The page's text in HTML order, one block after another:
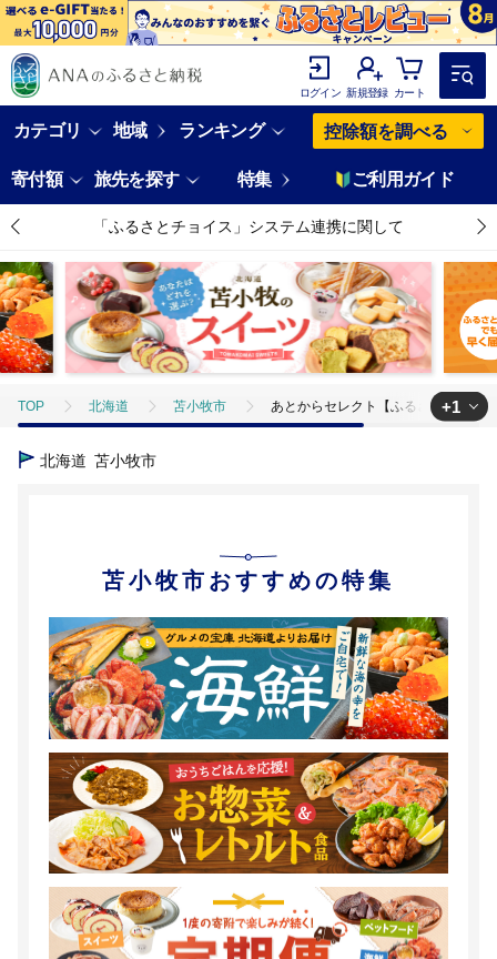
ログイン 新規登録 カート
カテゴリ 地域 ランキング 控除額を調べる
寄付額 旅先を探す 特集 ご利用ガイド
「ふるさとチョイス」システム連携に関して
TOP 北海道 苫小牧市 あとからセレクト【ふるさとギフ
TOP
+1
北海道 苫小牧市
苫小牧市おすすめの特集